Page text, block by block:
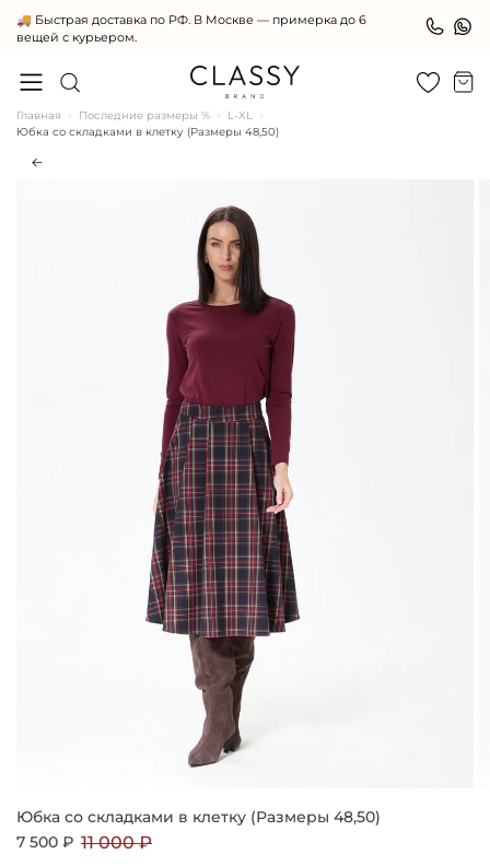
Женская одежда премиального качества
Главная Последние размеры %
L-XL
Юбка со складками в клетку (Размеры 48,50)
Юбка со складками в клетку (Размеры 48,50)
7 500 ₽ 11 000 ₽